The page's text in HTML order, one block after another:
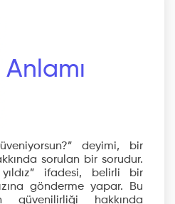
Anlamı
deyimi, bir
sorulan bir sorudur.
ifadesi, belirli bir
gönderme yapar. Bu
hakkında